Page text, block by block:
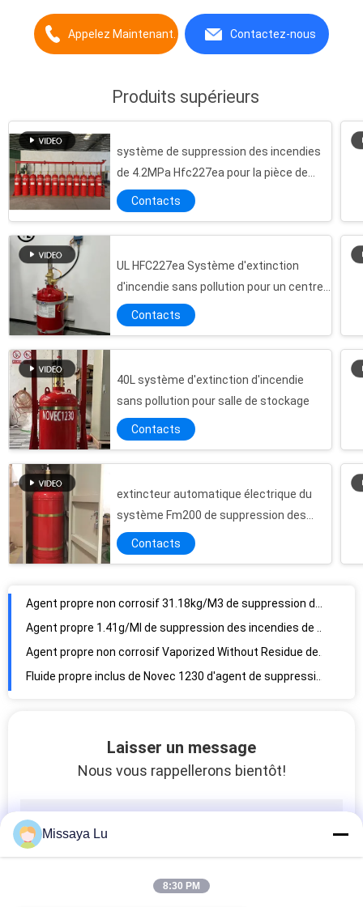
Appelez Maintenant. Contactez-nous
Produits supérieurs
système de suppression des incendies
de 4.2MPa Hfc227ea pour la pièce de
télécommunication
Contacts
UL HFC227ea Système d'extinction
d'incendie sans pollution pour un centre
de données
Contacts
40L système d'extinction d'incendie
sans pollution pour salle de stockage
Contacts
extincteur automatique électrique du
système Fm200 de suppression des
incendies du Cabinet 2.5MPa
Contacts
Le contrôle de température 1.6Mpa Data Center la suppression des incendies FM 200
Extincteur automatique du contrôle de température 68℃ HFC 227ea sans résidu
Laisser un message
Nous vous rappellerons bientôt!
Missaya Lu
8:30 PM